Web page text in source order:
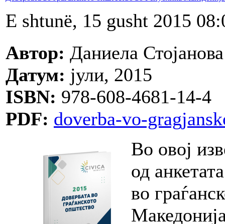
E shtunë, 15 gusht 2015
Автор: Даниела
Датум: јули, 2015
ISBN: 978-608-4681-14-4
PDF: doverba-vo-
Во овој
од
во